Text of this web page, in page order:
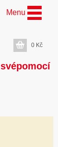
svépomocí
Menu
0 Kč